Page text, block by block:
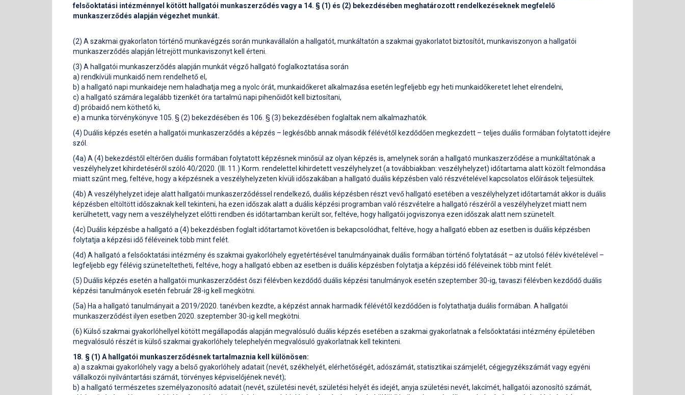
felsőoktatási intézménnyel kötött hallgatói munkaszerződés vagy a 14. § (1) és (2) bekezdésében meghatározott rendelkezéseknek megfelelő
munkaszerződés alapján végezhet munkát.
(2) A szakmai gyakorlaton történő munkavégzés során munkavállalón a hallgatót, munkáltatón a szakmai gyakorlatot biztosítót, munkaviszonyon a hallgatói
munkaszerződés alapján létrejött munkaviszonyt kell érteni.
(3) A hallgatói munkaszerződés alapján munkát végző hallgató foglalkoztatása során
a) rendkívüli munkaidő nem rendelhető el,
b) a hallgató napi munkaideje nem haladhatja meg a nyolc órát, munkaidőkeret alkalmazása esetén legfeljebb egy heti munkaidőkeretet lehet elrendelni,
c) a hallgató számára legalább tizenkét óra tartalmú napi pihenőidőt kell biztosítani,
d) próbaidő nem köthető ki,
e) a munka törvénykönyve 105. § (2) bekezdésében és 106. § (3) bekezdésében foglaltak nem alkalmazhatók.
(4) Duális képzés esetén a hallgatói munkaszerződés a képzés – legkésőbb annak második félévétől kezdődően megkezdett – teljes duális formában folytatott idejére
szól.
(4a) A (4) bekezdéstől eltérően duális formában folytatott képzésnek minősül az olyan képzés is, amelynek során a hallgató munkaszerződése a munkáltatónak a
veszélyhelyzet kihirdetéséről szóló 40/2020. (III. 11.) Korm. rendelettel kihirdetett veszélyhelyzet (a továbbiakban: veszélyhelyzet) időtartama alatt közölt felmondása
miatt szűnt meg, feltéve, hogy a képzésnek a veszélyhelyzeten kívüli időszakában a hallgató duális képzésben való részvételével kapcsolatos előírások teljesültek.
(4b) A veszélyhelyzet ideje alatt hallgatói munkaszerződéssel rendelkező, duális képzésben részt vevő hallgató esetében a veszélyhelyzet időtartamát akkor is duális
képzésben eltöltött időszaknak kell tekinteni, ha ezen időszak alatt a duális képzési programban való részvételre a hallgató részéről a veszélyhelyzet miatt nem
kerülhetett, vagy nem a veszélyhelyzet előtti rendben és időtartamban került sor, feltéve, hogy hallgatói jogviszonya ezen időszak alatt nem szünetelt.
(4c) Duális képzésbe a hallgató a (4) bekezdésben foglalt időtartamot követően is bekapcsolódhat, feltéve, hogy a hallgató ebben az esetben is duális képzésben
folytatja a képzési idő féléveinek több mint felét.
(4d) A hallgató a felsőoktatási intézmény és szakmai gyakorlóhely egyetértésével tanulmányainak duális formában történő folytatását – az utolsó félév kivételével –
legfeljebb egy félévig szüneteltetheti, feltéve, hogy a hallgató ebben az esetben is duális képzésben folytatja a képzési idő féléveinek több mint felét.
(5) Duális képzés esetén a hallgatói munkaszerződést őszi félévben kezdődő duális képzési tanulmányok esetén szeptember 30-ig, tavaszi félévben kezdődő duális
képzési tanulmányok esetén február 28-ig kell megkötni.
(5a) Ha a hallgató tanulmányait a 2019/2020. tanévben kezdte, a képzést annak harmadik félévétől kezdődően is folytathatja duális formában. A hallgatói
munkaszerződést ilyen esetben 2020. szeptember 30-ig kell megkötni.
(6) Külső szakmai gyakorlóhellyel kötött megállapodás alapján megvalósuló duális képzés esetében a szakmai gyakorlatnak a felsőoktatási intézmény épületében
megvalósuló részét is külső szakmai gyakorlóhely telephelyén megvalósuló gyakorlatnak kell tekinteni.
18. § (1) A hallgatói munkaszerződésnek tartalmaznia kell különösen:
a) a szakmai gyakorlóhely vagy a belső gyakorlóhely adatait (nevét, székhelyét, elérhetőségét, adószámát, statisztikai számjelét, cégjegyzékszámát vagy egyéni
vállalkozói nyilvántartási számát, törvényes képviselőjének nevét);
b) a hallgató természetes személyazonosító adatait (nevét, születési nevét, születési helyét és idejét, anyja születési nevét, lakcímét, hallgatói azonosító számát,